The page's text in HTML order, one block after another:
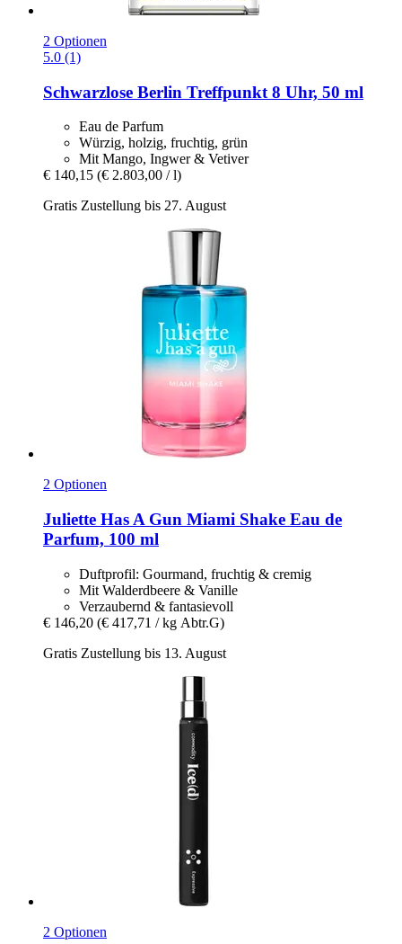
2 Optionen
5.0 (1)
Schwarzlose Berlin Treffpunkt 8 Uhr, 50 ml
Eau de Parfum
Würzig, holzig, fruchtig, grün
Mit Mango, Ingwer & Vetiver
€ 140,15 (€ 2.803,00 / l)
Gratis Zustellung bis 27. August
2 Optionen
Juliette Has A Gun Miami Shake Eau de
Parfum, 100 ml
Duftprofil: Gourmand, fruchtig & cremig
Mit Walderdbeere & Vanille
Verzaubernd & fantasievoll
€ 146,20 (€ 417,71 / kg Abtr.G)
Gratis Zustellung bis 13. August
2 Optionen